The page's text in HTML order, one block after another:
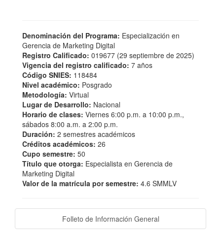
Denominación del Programa: Especialización en
Gerencia de Marketing Digital
Registro Calificado: 019677 (29 septiembre de 2025)
Vigencia del registro calificado: 7 años
Código SNIES: 118484
Nivel académico: Posgrado
Metodología: Virtual
Lugar de Desarrollo: Nacional
Horario de clases: Viernes 6:00 p.m. a 10:00 p.m.,
sábados 8:00 a.m. a 2:00 p.m.
Duración: 2 semestres académicos
Créditos académicos: 26
Cupo semestre: 50
Título que otorga: Especialista en Gerencia de
Marketing Digital
Valor de la matrícula por semestre: 4.6 SMMLV
Folleto de Información General